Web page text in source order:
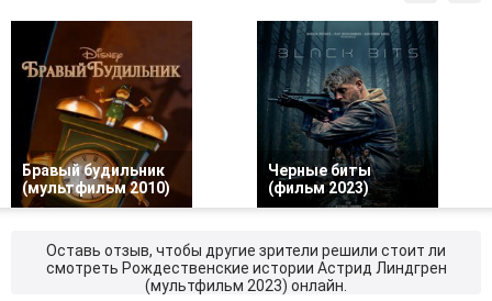
Бравый будильник
(мультфильм 2010)
Черные биты
(фильм 2023)
Оставь отзыв, чтобы другие зрители решили стоит ли
смотреть Рождественские истории Астрид Линдгрен
(мультфильм 2023) онлайн.